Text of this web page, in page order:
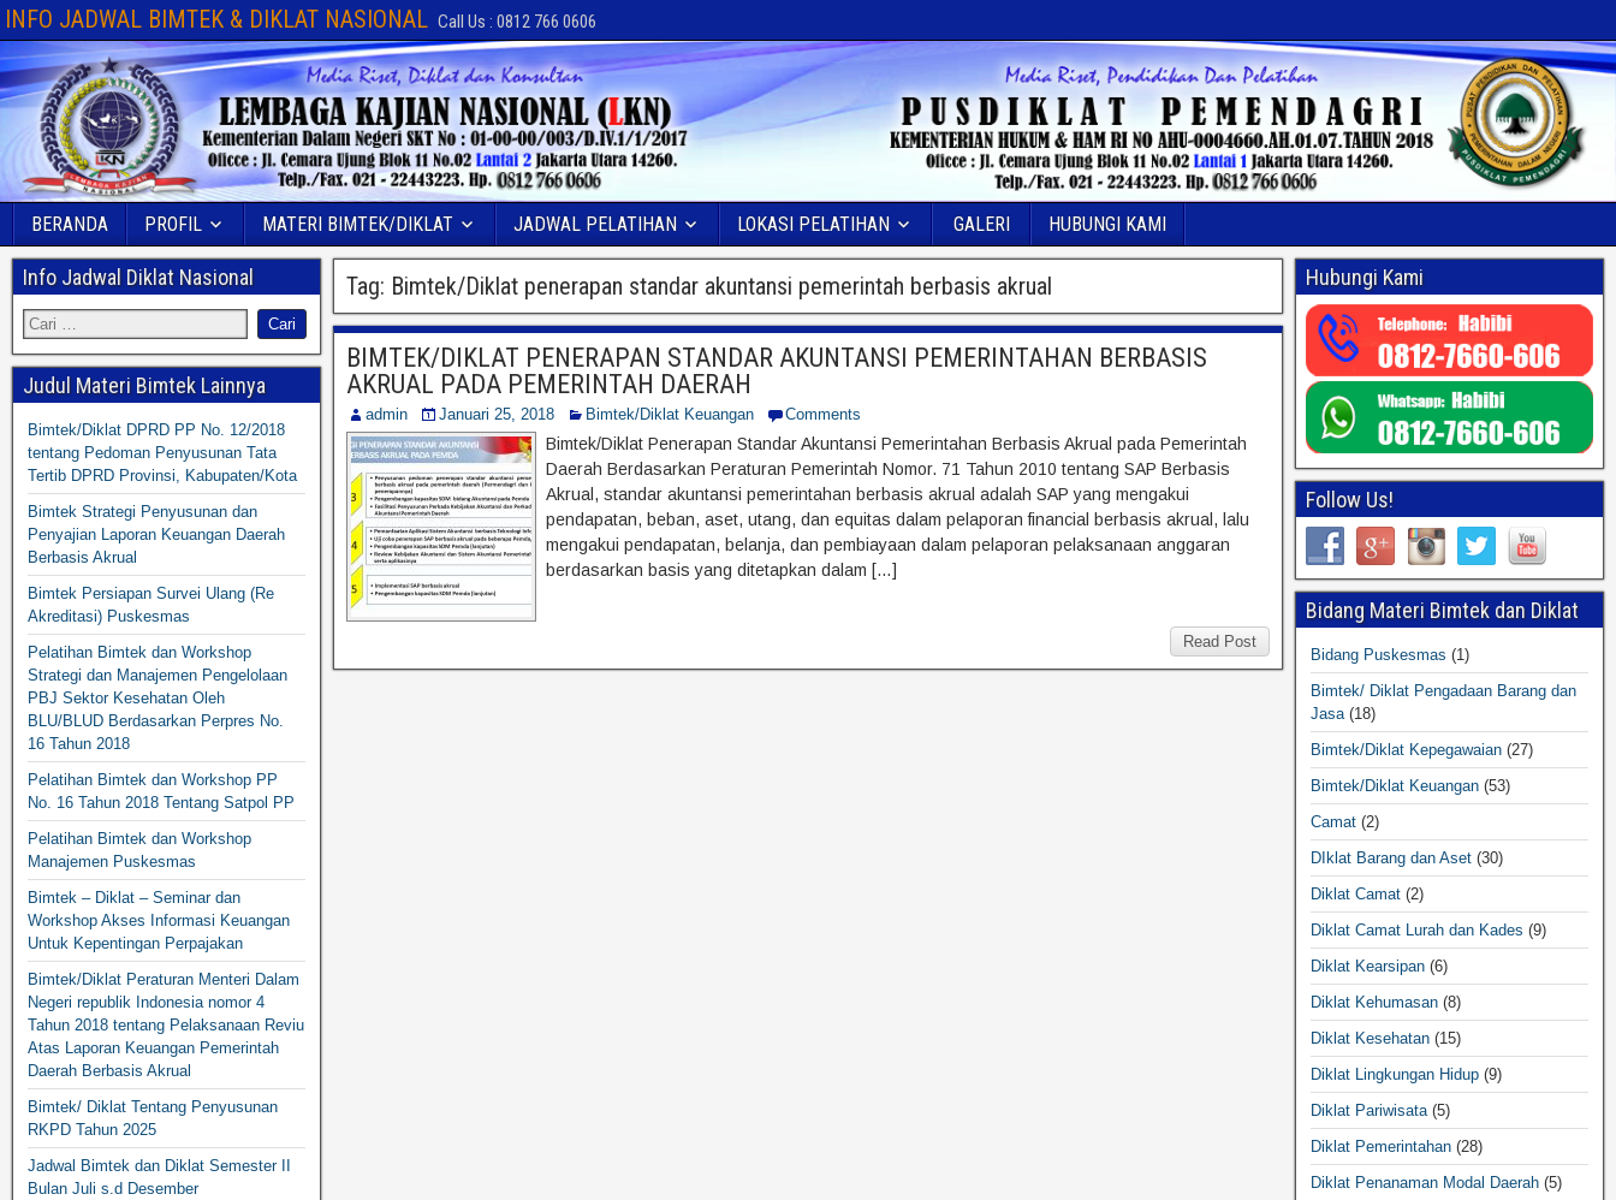
INFO JADWAL BIMTEK & DIKLAT NASIONAL Call Us : 0812 766 0606
BERANDA PROFIL MATERI BIMTEK/DIKLAT JADWAL PELATIHAN LOKASI PELATIHAN GALERI HUBUNGI KAMI
Tag: Bimtek/Diklat penerapan standar akuntansi pemerintah berbasis akrual
BIMTEK/DIKLAT PENERAPAN STANDAR AKUNTANSI PEMERINTAHAN BERBASIS
AKRUAL PADA PEMERINTAH DAERAH
admin Januari 25, 2018 Bimtek/Diklat Keuangan Comments
Bimtek/Diklat Penerapan Standar Akuntansi Pemerintahan Berbasis Akrual pada Pemerintah
Daerah Berdasarkan Peraturan Pemerintah Nomor. 71 Tahun 2010 tentang SAP Berbasis
Akrual, standar akuntansi pemerintahan berbasis akrual adalah SAP yang mengakui
pendapatan, beban, aset, utang, dan equitas dalam pelaporan financial berbasis akrual, lalu
mengakui pendapatan, belanja, dan pembiayaan dalam pelaporan pelaksanaan anggaran
berdasarkan basis yang ditetapkan dalam […]
Read Post
Info Jadwal Diklat Nasional
Judul Materi Bimtek Lainnya
Bimtek/Diklat DPRD PP No. 12/2018
tentang Pedoman Penyusunan Tata
Tertib DPRD Provinsi, Kabupaten/Kota
Bimtek Strategi Penyusunan dan
Penyajian Laporan Keuangan Daerah
Berbasis Akrual
Bimtek Persiapan Survei Ulang (Re
Akreditasi) Puskesmas
Pelatihan Bimtek dan Workshop
Strategi dan Manajemen Pengelolaan
PBJ Sektor Kesehatan Oleh
BLU/BLUD Berdasarkan Perpres No.
16 Tahun 2018
Pelatihan Bimtek dan Workshop PP
No. 16 Tahun 2018 Tentang Satpol PP
Pelatihan Bimtek dan Workshop
Manajemen Puskesmas
Bimtek – Diklat – Seminar dan
Workshop Akses Informasi Keuangan
Untuk Kepentingan Perpajakan
Bimtek/Diklat Peraturan Menteri Dalam
Negeri republik Indonesia nomor 4
Tahun 2018 tentang Pelaksanaan Reviu
Atas Laporan Keuangan Pemerintah
Daerah Berbasis Akrual
Bimtek/ Diklat Tentang Penyusunan
RKPD Tahun 2025
Jadwal Bimtek dan Diklat Semester II
Bulan Juli s.d Desember
Hubungi Kami
Follow Us!
Bidang Materi Bimtek dan Diklat
Bidang Puskesmas (1)
Bimtek/ Diklat Pengadaan Barang dan
Jasa (18)
Bimtek/Diklat Kepegawaian (27)
Bimtek/Diklat Keuangan (53)
Camat (2)
DIklat Barang dan Aset (30)
Diklat Camat (2)
Diklat Camat Lurah dan Kades (9)
Diklat Kearsipan (6)
Diklat Kehumasan (8)
Diklat Kesehatan (15)
Diklat Lingkungan Hidup (9)
Diklat Pariwisata (5)
Diklat Pemerintahan (28)
Diklat Penanaman Modal Daerah (5)